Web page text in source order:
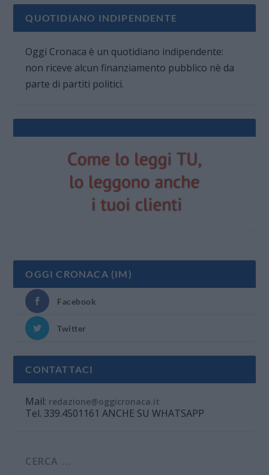
QUOTIDIANO INDIPENDENTE
Oggi Cronaca è un quotidiano indipendente:
non riceve alcun finanziamento pubblico nè da
parte di partiti politici.
OGGI CRONACA (IM)
Facebook
Twitter
CONTATTACI
Mail: redazione@oggicronaca.it
Tel. 339.4501161 ANCHE SU WHATSAPP